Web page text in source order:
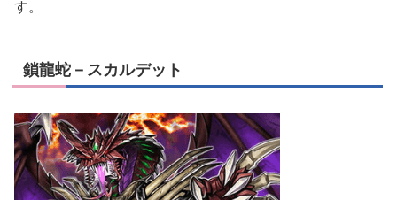
す。
鎖龍蛇－スカルデット